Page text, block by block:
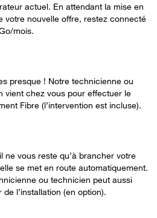
actuel. En attendant la mise en
votre nouvelle offre, restez connecté
mois.
presque ! Notre technicienne ou
vient chez vous pour effectuer le
Fibre (l’intervention est incluse).
ne vous reste qu’à brancher votre
se met en route automatiquement.
ou technicien peut aussi
de l’installation (en option).